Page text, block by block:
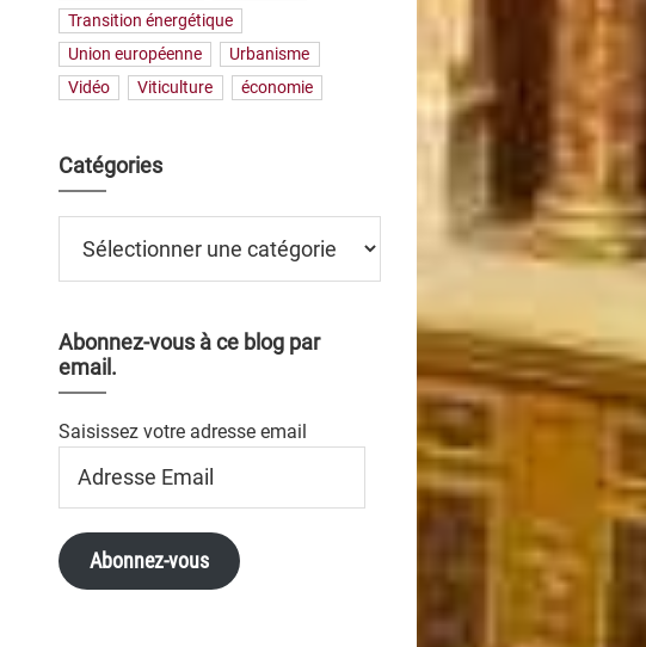
Transition énergétique
Union européenne
Urbanisme
Vidéo
Viticulture économie
Catégories
Abonnez-vous à ce blog par
email.
Saisissez votre adresse email
Email
Abonnez-vous